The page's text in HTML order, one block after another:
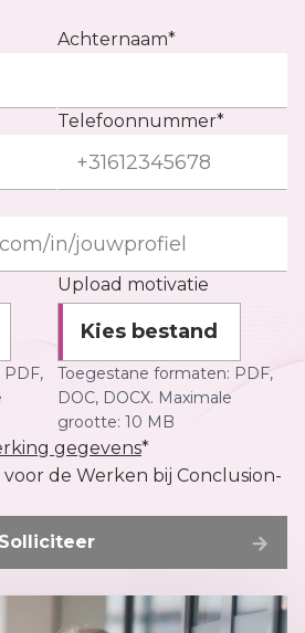
Achternaam*
Telefoonnummer*
Upload motivatie
Kies bestand
Toegestane formaten: PDF,
DOC, DOCX. Maximale
grootte: 10 MB
gegevens*
de Werken bij Conclusion-